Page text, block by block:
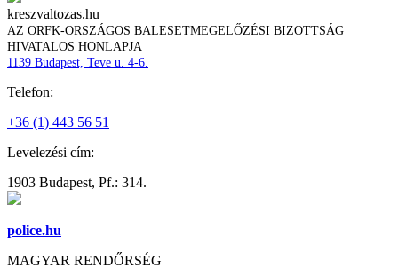
kreszvaltozas.hu
AZ ORFK-ORSZÁGOS BALESETMEGELŐZÉSI BIZOTTSÁG
HIVATALOS HONLAPJA
1139 Budapest, Teve u. 4-6.
Telefon:
+36 (1) 443 56 51
Levelezési cím:
1903 Budapest, Pf.: 314.
police.hu
MAGYAR RENDŐRSÉG